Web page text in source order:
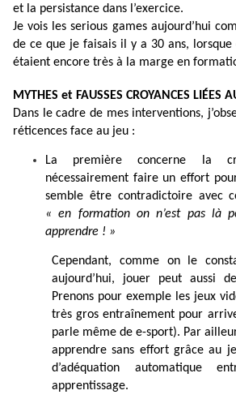
et la persistance dans l’exercice.
Je vois les serious games aujourd’hui
de ce que je faisais il y a 30 ans, lorsque
étaient encore très à la marge en
MYTHES et FAUSSES CROYANCES LIÉES
Dans le cadre de mes interventions,
réticences face au jeu :
La première concerne la
nécessairement faire un effort
semble être contradictoire avec
« en formation on n’est pas là
apprendre ! »
Cependant, comme on le
aujourd’hui, jouer peut aussi
Prenons pour exemple les jeux
très gros entraînement pour
parle même de e-sport). Par
apprendre sans effort grâce au
d’adéquation automatique
apprentissage.